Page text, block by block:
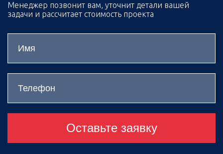
Менеджер позвонит вам, уточнит детали вашей
задачи и рассчитает стоимость проекта
Оставьте заявку